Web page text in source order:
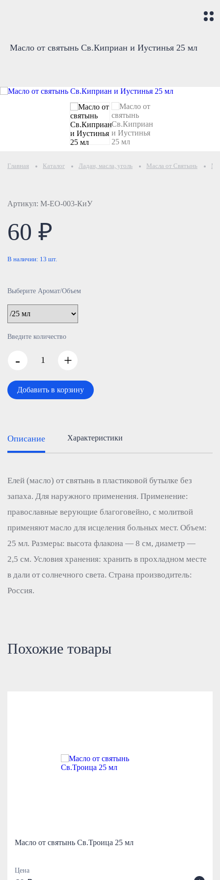
Масло от святынь Св.Киприан и Иустинья 25 мл
Главная Каталог Ладан, масла, уголь Масла от Святынь
Артикул: М-ЕО-003-КиУ
60 ₽
В наличии: 13 шт.
Выберите Аромат/Объем
Введите количество
- +
Добавить в корзину
Описание Характеристики
Елей (масло) от святынь в пластиковой бутылке без
запаха. Для наружного применения. Применение:
православные верующие благоговейно, с молитвой
применяют масло для исцеления больных мест. Объем:
25 мл. Размеры: высота флакона — 8 см, диаметр —
2,5 см. Условия хранения: хранить в прохладном месте
в дали от солнечного света. Страна производитель:
Россия.
Похожие товары
Масло от святынь Св.Троица 25 мл
Цена